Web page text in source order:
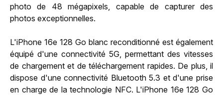
photo de 48 mégapixels, capable de capturer des
photos exceptionnelles.
L'iPhone 16e 128 Go blanc reconditionné est également
équipé d'une connectivité 5G, permettant des vitesses
de chargement et de téléchargement rapides. De plus, il
dispose d'une connectivité Bluetooth 5.3 et d'une prise
en charge de la technologie NFC. L'iPhone 16e 128 Go